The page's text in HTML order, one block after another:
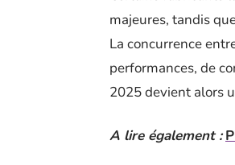
majeures, tandis
La concurrence
performances, de
2025 devient alors
A lire également :